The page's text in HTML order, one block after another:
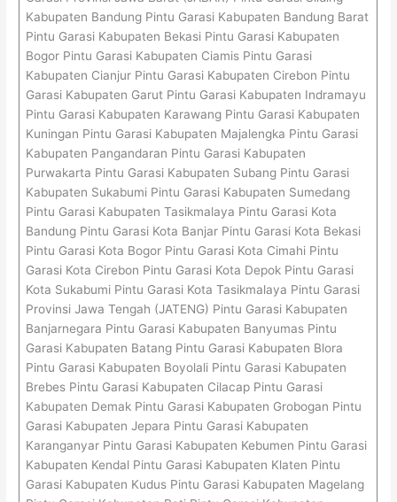
Kabupaten Bandung Pintu Garasi Kabupaten Bandung Barat
Pintu Garasi Kabupaten Bekasi Pintu Garasi Kabupaten
Bogor Pintu Garasi Kabupaten Ciamis Pintu Garasi
Kabupaten Cianjur Pintu Garasi Kabupaten Cirebon Pintu
Garasi Kabupaten Garut Pintu Garasi Kabupaten Indramayu
Pintu Garasi Kabupaten Karawang Pintu Garasi Kabupaten
Kuningan Pintu Garasi Kabupaten Majalengka Pintu Garasi
Kabupaten Pangandaran Pintu Garasi Kabupaten
Purwakarta Pintu Garasi Kabupaten Subang Pintu Garasi
Kabupaten Sukabumi Pintu Garasi Kabupaten Sumedang
Pintu Garasi Kabupaten Tasikmalaya Pintu Garasi Kota
Bandung Pintu Garasi Kota Banjar Pintu Garasi Kota Bekasi
Pintu Garasi Kota Bogor Pintu Garasi Kota Cimahi Pintu
Garasi Kota Cirebon Pintu Garasi Kota Depok Pintu Garasi
Kota Sukabumi Pintu Garasi Kota Tasikmalaya Pintu Garasi
Provinsi Jawa Tengah (JATENG) Pintu Garasi Kabupaten
Banjarnegara Pintu Garasi Kabupaten Banyumas Pintu
Garasi Kabupaten Batang Pintu Garasi Kabupaten Blora
Pintu Garasi Kabupaten Boyolali Pintu Garasi Kabupaten
Brebes Pintu Garasi Kabupaten Cilacap Pintu Garasi
Kabupaten Demak Pintu Garasi Kabupaten Grobogan Pintu
Garasi Kabupaten Jepara Pintu Garasi Kabupaten
Karanganyar Pintu Garasi Kabupaten Kebumen Pintu Garasi
Kabupaten Kendal Pintu Garasi Kabupaten Klaten Pintu
Garasi Kabupaten Kudus Pintu Garasi Kabupaten Magelang